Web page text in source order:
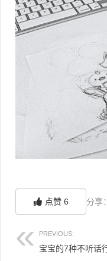
点赞 6 分享：
PREVIOUS: